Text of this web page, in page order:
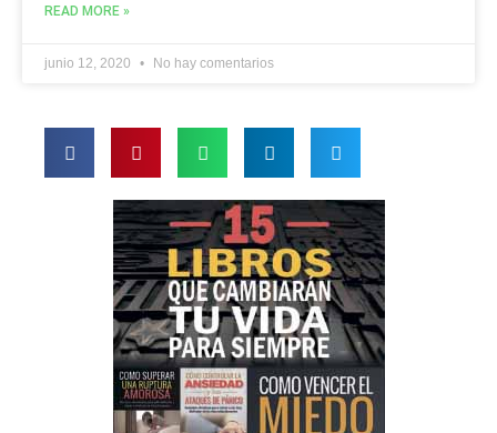
READ MORE »
junio 12, 2020 No hay comentarios